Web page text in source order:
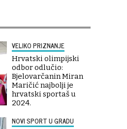
VELIKO PRIZNANJE
Hrvatski olimpijski
odbor odlučio:
Bjelovarčanin Miran
Maričić najbolji je
hrvatski sportaš u
2024.
NOVI SPORT U GRADU